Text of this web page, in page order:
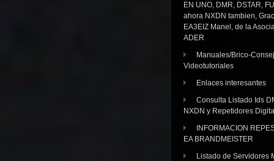
EN UNO, DMR, DSTAR,
ahora NXDN tambien,
EA3EIZ Manel, de la
ADER
Manuales/Brico-
Videotutoriales
Enlaces interesantes
Consulta Listado Ids
NXDN y Repetidores
INFORMACION
EA BRANDMEISTER
Listado de Servidores